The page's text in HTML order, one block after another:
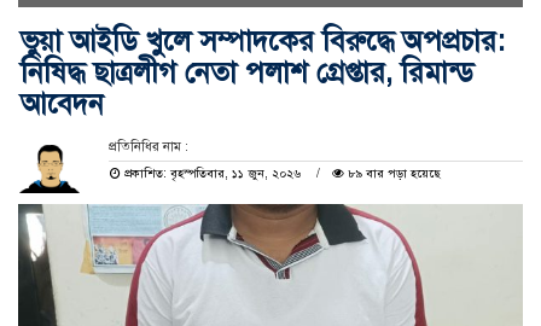
​ভুয়া আইডি খুলে সম্পাদকের বিরুদ্ধে অপপ্রচার:
নিষিদ্ধ ছাত্রলীগ নেতা পলাশ গ্রেপ্তার, রিমান্ড
আবেদন
প্রতিনিধির নাম :
প্রকাশিত: বৃহস্পতিবার, ১১ জুন, ২০২৬
৮৯ বার পড়া হয়েছে